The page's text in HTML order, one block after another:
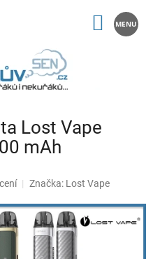
KOŠÍK
Lost Vape
mAh
Značka: Lost Vape